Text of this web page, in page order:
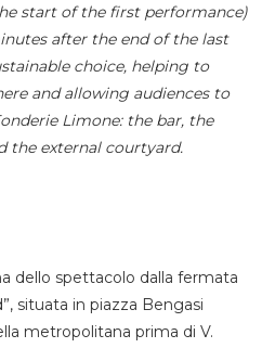
start of the first performance)
after the end of the last
choice, helping to
and allowing audiences to
Limone: the bar, the
the external courtyard.
dello spettacolo dalla fermata
situata in piazza Bengasi
metropolitana prima di V.